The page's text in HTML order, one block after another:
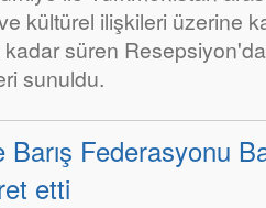
kültürel ilişkileri üzerine
kadar süren
sunuldu.
Federasyonu
etti